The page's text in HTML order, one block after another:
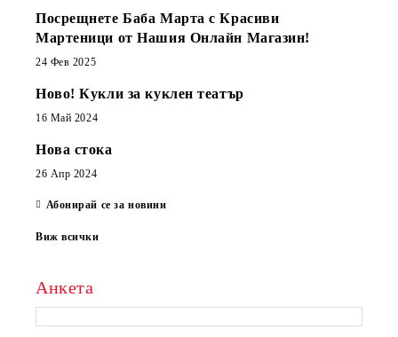
Посрещнете Баба Марта с Красиви
Мартеници от Нашия Онлайн Магазин!
24 Фев 2025
Ново! Кукли за куклен театър
16 Май 2024
Нова стока
26 Апр 2024
Абонирай се за новини
Виж всички
Анкета